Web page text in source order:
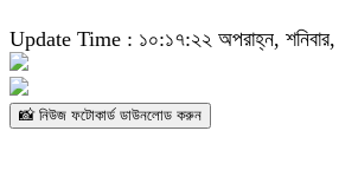
Update Time : ১০:১৭:২২ অপরাহ্ন, শনিবার,
📸 নিউজ ফটোকার্ড ডাউনলোড করুন